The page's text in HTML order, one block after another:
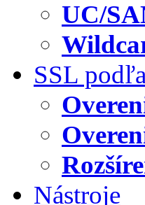
UC/
SSL
Nástroje